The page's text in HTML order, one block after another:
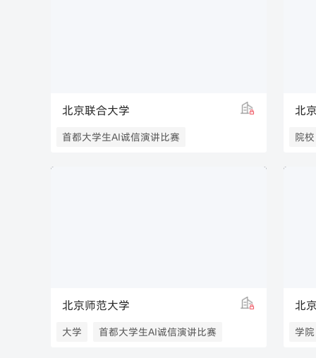
北京联合大学
首都大学生AI诚信演讲比赛
北
院校
北京师范大学
大学
首都大学生AI诚信演讲比赛
北
学院